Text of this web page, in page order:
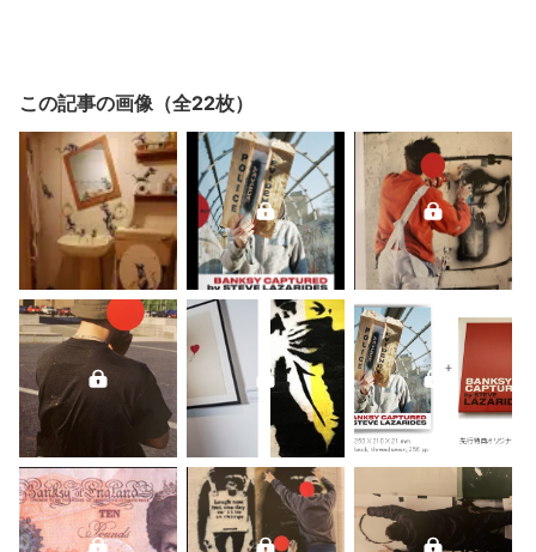
この記事の画像（全22枚）